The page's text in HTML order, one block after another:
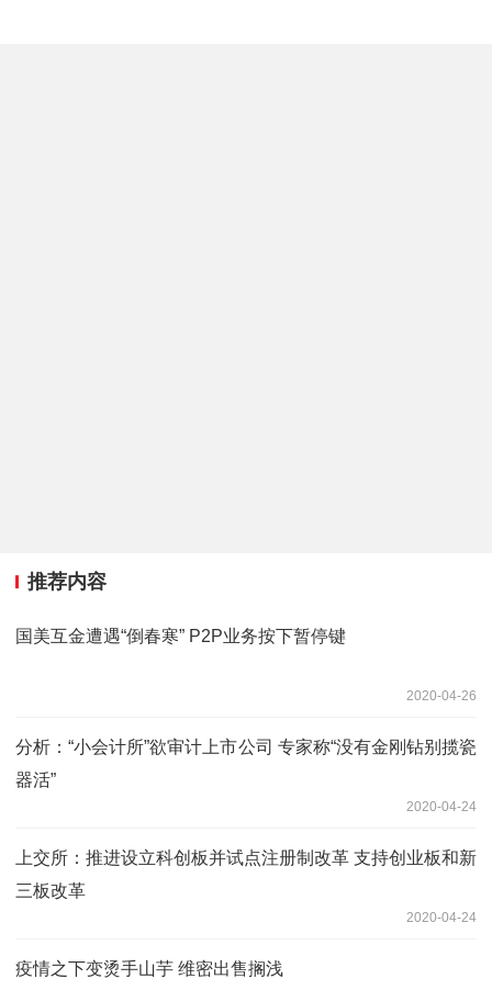
推荐内容
国美互金遭遇“倒春寒” P2P业务按下暂停键
2020-04-26
分析：“小会计所”欲审计上市公司 专家称“没有金刚钻别揽瓷
器活”
2020-04-24
上交所：推进设立科创板并试点注册制改革 支持创业板和新
三板改革
2020-04-24
疫情之下变烫手山芋 维密出售搁浅